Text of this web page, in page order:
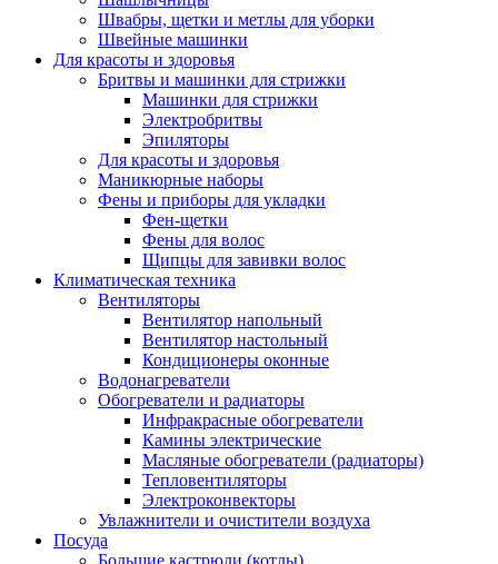
Швабры, щетки и метлы для уборки
Швейные машинки
Для красоты и здоровья
Бритвы и машинки для стрижки
Машинки для стрижки
Электробритвы
Эпиляторы
Для красоты и здоровья
Маникюрные наборы
Фены и приборы для укладки
Фен-щетки
Фены для волос
Щипцы для завивки волос
Климатическая техника
Вентиляторы
Вентилятор напольный
Вентилятор настольный
Кондиционеры оконные
Водонагреватели
Обогреватели и радиаторы
Инфракрасные обогреватели
Камины электрические
Масляные обогреватели (радиаторы)
Тепловентиляторы
Электроконвекторы
Увлажнители и очистители воздуха
Посуда
Большие кастрюли (котлы)